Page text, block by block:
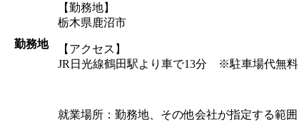
勤務地
【勤務地】
栃木県鹿沼市
【アクセス】
JR日光線鶴田駅より車で13分 ※駐車場代無料
就業場所：勤務地、その他会社が指定する範囲